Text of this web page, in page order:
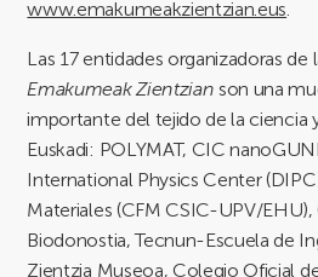
www.emakumeakzientzian.eus.
Las 17 entidades organizadoras de
Emakumeak Zientzianson una
importante del tejido de la ciencia
Euskadi: POLYMAT, CIC
International Physics Center
Materiales (CFM CSIC-UPV/
Biodonostia, Tecnun-Escuela de
Zientzia Museoa, Colegio Oficial